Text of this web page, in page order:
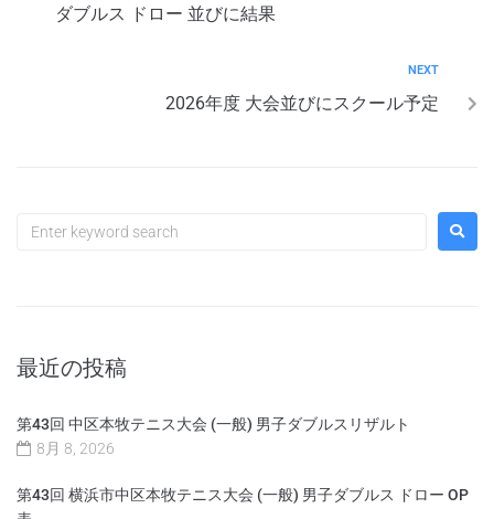
ダブルス ドロー 並びに結果
NEXT
2026年度 大会並びにスクール予定
最近の投稿
第43回 中区本牧テニス大会 (一般) 男子ダブルスリザルト
8月 8, 2026
第43回 横浜市中区本牧テニス大会 (一般) 男子ダブルス ドロー OP